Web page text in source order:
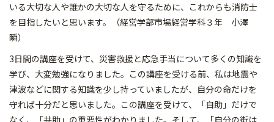
いる大切な人や誰かの大切な人を守るために、これからも消防士
を目指したいと思います。（経営学部市場経営学科３年 小澤
瞬）
3日間の講座を受けて、災害救援と応急手当について多くの知識を
学び、大変勉強になりました。この講座を受ける前、私は地震や
津波などに関する知識を少し持っていましたが、自分の命だけを
守れば十分だと思いました。この講座を受けて、「自助」だけで
なく、「共助」の重要性がわかりました。そして、「自分の街は